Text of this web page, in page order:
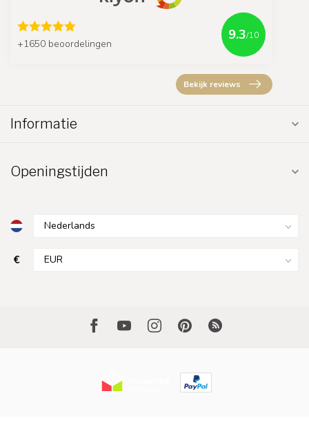
+1650 beoordelingen
9.3/10
Bekijk reviews
Informatie
Openingstijden
€